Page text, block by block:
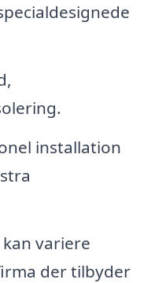
installation
variere
der tilbyder